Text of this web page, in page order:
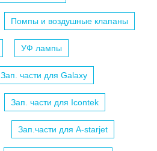
Помпы и воздушные клапаны
УФ лампы
Зап. части для Galaxy
Зап. части для Icontek
Зап.части для A-starjet